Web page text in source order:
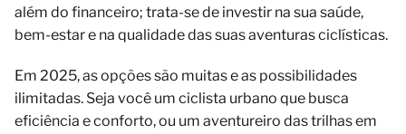
além do financeiro; trata-se de investir na sua saúde,
bem-estar e na qualidade das suas aventuras ciclísticas.
Em 2025, as opções são muitas e as possibilidades
ilimitadas. Seja você um ciclista urbano que busca
eficiência e conforto, ou um aventureiro das trilhas em